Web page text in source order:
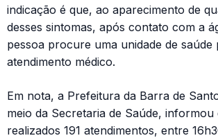
indicação é que, ao aparecimento de
desses sintomas, após contato com a
pessoa procure uma unidade de saúde
atendimento médico.
Em nota, a Prefeitura da Barra de
meio da Secretaria de Saúde,
realizados 191 atendimentos, entre